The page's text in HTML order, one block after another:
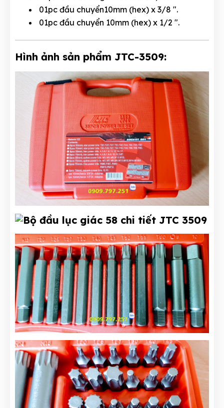
01pc đầu chuyển10mm (hex) x 3/8 ".
01pc đầu chuyển 10mm (hex) x 1/2 ".
Hình ảnh sản phẩm JTC-3509: